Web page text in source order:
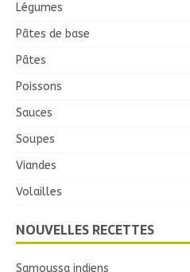
Légumes
Pâtes de base
Pâtes
Poissons
Sauces
Soupes
Viandes
Volailles
NOUVELLES RECETTES
Samoussa indiens